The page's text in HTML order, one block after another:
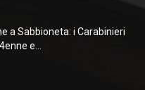
a Sabbioneta: i Carabinieri
e...